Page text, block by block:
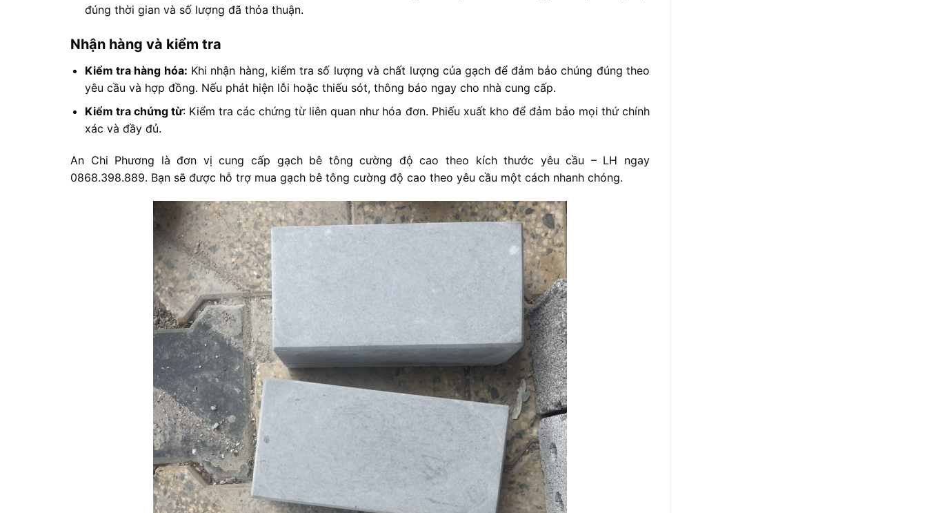
đúng thời gian và số lượng đã thỏa thuận.
Nhận hàng và kiểm tra
Kiểm tra hàng hóa: Khi nhận hàng, kiểm tra số lượng và chất lượng của gạch để đảm bảo chúng đúng theo
yêu cầu và hợp đồng. Nếu phát hiện lỗi hoặc thiếu sót, thông báo ngay cho nhà cung cấp.
Kiểm tra chứng từ: Kiểm tra các chứng từ liên quan như hóa đơn. Phiếu xuất kho để đảm bảo mọi thứ chính
xác và đầy đủ.
An Chi Phương là đơn vị cung cấp gạch bê tông cường độ cao theo kích thước yêu cầu – LH ngay
0868.398.889. Bạn sẽ được hỗ trợ mua gạch bê tông cường độ cao theo yêu cầu một cách nhanh chóng.